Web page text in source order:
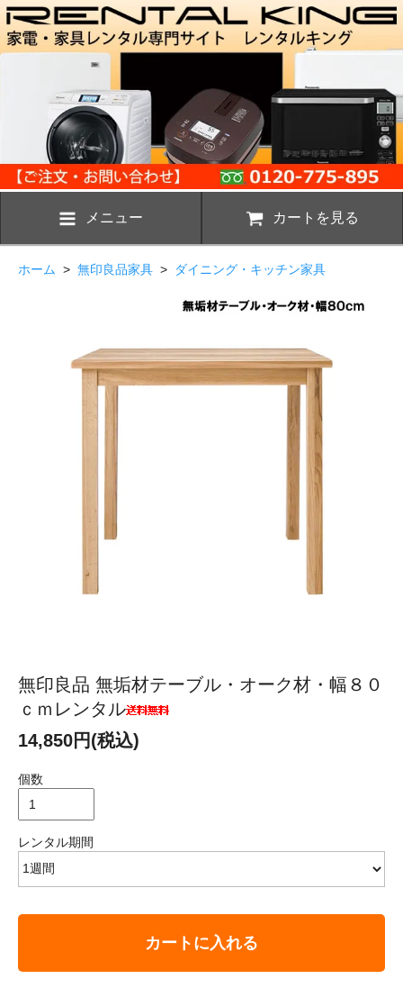
メニュー カートを見る
ホーム > 無印良品家具 > ダイニング・キッチン家具
無印良品 無垢材テーブル・オーク材・幅８０
ｃｍレンタル
14,850円(税込)
個数
レンタル期間
カートに入れる